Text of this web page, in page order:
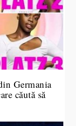
Germania
căută să